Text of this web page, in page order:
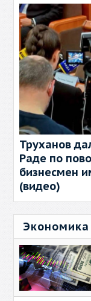
Труханов
Раде по
бизнесмен
(видео)
Экономика